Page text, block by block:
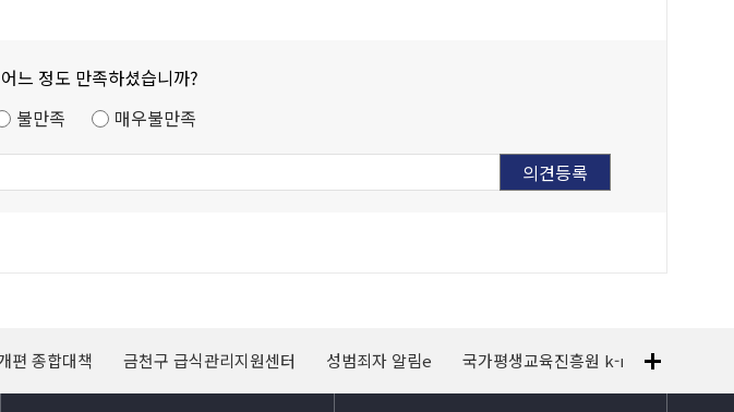
느 정도 만족하셨습니까?
불만족 매우불만족
편 종합대책 금천구 급식관리지원센터 성범죄자 알림e 국가평생교육진흥원 k-mooc